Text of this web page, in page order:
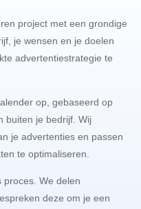
project met een grondige
je wensen en je doelen
advertentiestrategie te
op, gebaseerd op
buiten je bedrijf. Wij
je advertenties en passen
te optimaliseren.
proces. We delen
deze om je een